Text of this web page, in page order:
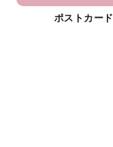
ポストカード